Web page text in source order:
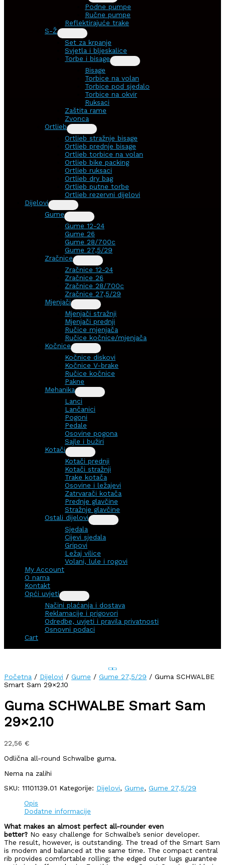
Podne pumpe
Ručne pumpe
Reflektirajuće trake
S-Ž
Set za krpanje
Svjetla i bljeskalice
Torbe i bisage
Bisage
Torbice na volan
Torbice pod sjedalo
Torbice na okvir
Ruksaci
Zaštita rame
Zvonca
Ortlieb
Ortlieb stražnje bisage
Ortlieb prednje bisage
Ortlieb torbice na volan
Ortlieb bike packing
Ortlieb ruksaci
Ortlieb dry bag
Ortlieb putne torbe
Ortlieb rezervni dijelovi
Dijelovi
Gume
Gume 12-24
Gume 26
Gume 28/700c
Gume 27,5/29
Zračnice
Zračnice 12-24
Zračnice 26
Zračnice 28/700c
Zračnice 27,5/29
Mjenjači
Mjenjači stražnji
Mjenjači prednji
Ručice mjenjača
Ručice kočnice/mjenjača
Kočnice
Kočnice diskovi
Kočnice V-brake
Ručice kočnice
Pakne
Mehanika
Lanci
Lančanici
Pogoni
Pedale
Osovine pogona
Sajle i bužiri
Kotači
Kotači prednji
Kotači stražnji
Trake kotača
Osovine i ležajevi
Zatrvarači kotača
Prednje glavčine
Stražnje glavčine
Ostali dijelovi
Sjedala
Cijevi sjedala
Gripovi
Ležaj vilice
Volani, lule i rogovi
My Account
O nama
Kontakt
Opći uvjeti
Načini plaćanja i dostava
Reklamacije i prigovori
Odredbe, uvjeti i pravila privatnosti
Osnovni podaci
Cart
Početna / Dijelovi / Gume / Gume 27,5/29 / Guma SCHWALBE
Smart Sam 29×2.10
Guma SCHWALBE Smart Sam
29×2.10
22,56 €
Odlična all-round Schwalbe guma.
Nema na zalihi
SKU: 11101139.01 Kategorije: Dijelovi, Gume, Gume 27,5/29
Opis
Dodatne informacije
What makes an almost perfect all-rounder even
better? No easy challenge for Schwalbe’s senior developer.
The result, however, is outstanding. The tread of the Smart Sam
is modern and balanced at the same time. The compact central
rib provides comfortable rolling; the edged outer lugs guarantee